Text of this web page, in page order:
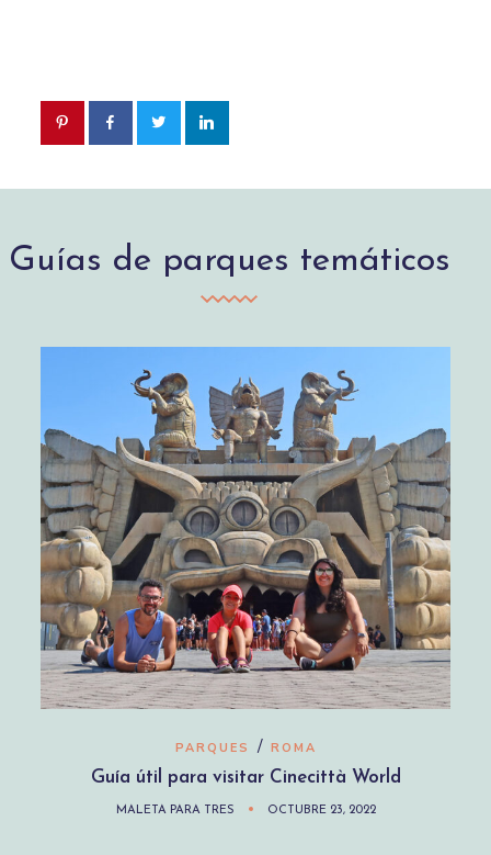
Guías de parques temáticos
PARQUES / ROMA
Guía útil para visitar Cinecittà World
MALETA PARA TRES OCTUBRE 23, 2022